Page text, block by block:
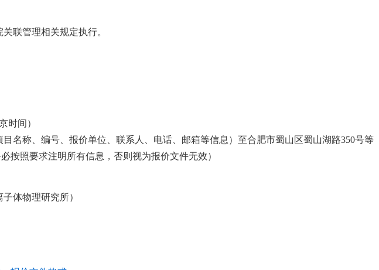
联管理相关规定执行。
时间）
名称、编号、报价单位、联系人、电话、邮箱等信息）至合肥市蜀山区蜀山湖路350号等
按照要求注明所有信息，否则视为报价文件无效）
体物理研究所）